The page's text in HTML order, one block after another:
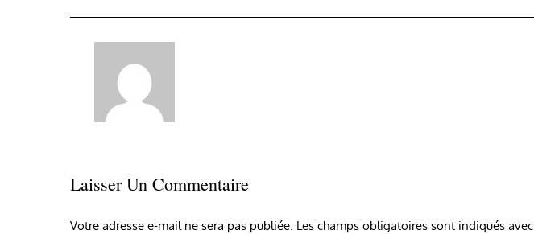
Laisser Un Commentaire
Votre adresse e-mail ne sera pas publiée. Les champs obligatoires sont indiqués avec